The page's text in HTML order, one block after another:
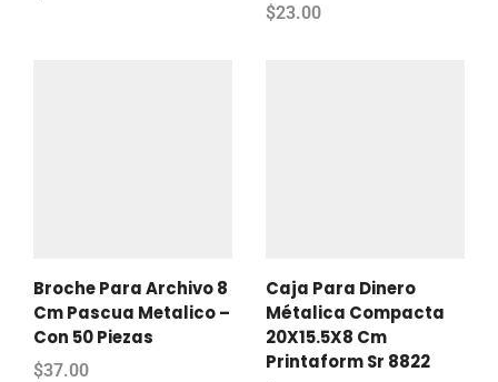
$23.00
Broche Para Archivo 8
Cm Pascua Metalico –
Con 50 Piezas
$37.00
Caja Para Dinero
Métalica Compacta
20X15.5X8 Cm
Printaform Sr 8822